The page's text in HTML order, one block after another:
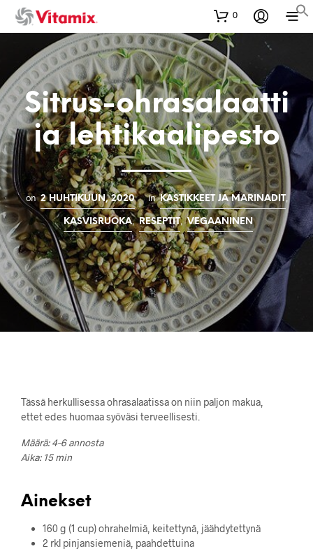
0
Sitrus-ohrasalaatti
ja lehtikaalipesto
on 2 HUHTIKUUN, 2020 in KASTIKKEET JA MARINADIT,
KASVISRUOKA, RESEPTIT, VEGAANINEN
Tässä herkullisessa ohrasalaatissa on niin paljon makua,
ettet edes huomaa syöväsi terveellisesti.
Määrä: 4–6 annosta
Aika: 15 min
Ainekset
160 g (1 cup) ohrahelmiä, keitettynä, jäähdytettynä
2 rkl pinjansiemeniä, paahdettuina